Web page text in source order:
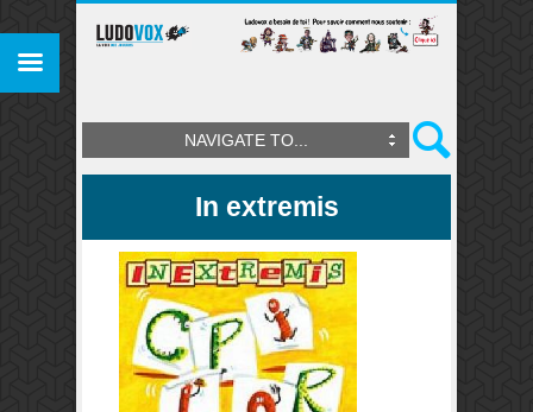
NAVIGATE TO...
In extremis